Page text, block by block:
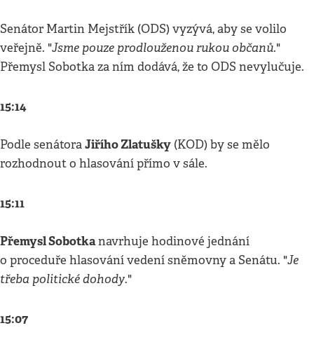
Senátor Martin Mejstřík (ODS) vyzývá, aby se volilo
veřejně. "Jsme pouze prodlouženou rukou občanů."
Přemysl Sobotka za ním dodává, že to ODS nevylučuje.
15:14
Podle senátoraJiřího Zlatušky (KOD) by se mělo
rozhodnout o hlasování přímo v sále.
15:11
Přemysl Sobotkanavrhuje hodinové jednání
o proceduře hlasování vedení sněmovny a Senátu. "Je
třeba politické dohody."
15:07